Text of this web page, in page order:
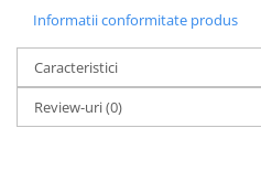
Compoziție
pentru Câine
Goody Snacks,
Orez, 600g:
Informatii conformitate produs
Caracteristici
Review-uri(0)